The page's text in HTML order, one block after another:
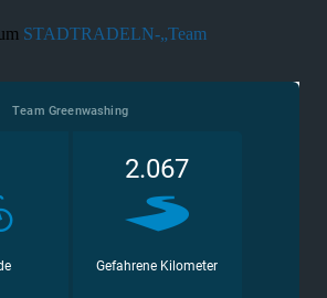
STADTRADELN-„Team